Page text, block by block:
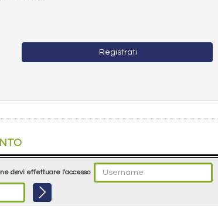
Registrati
devi effettuare l'accesso